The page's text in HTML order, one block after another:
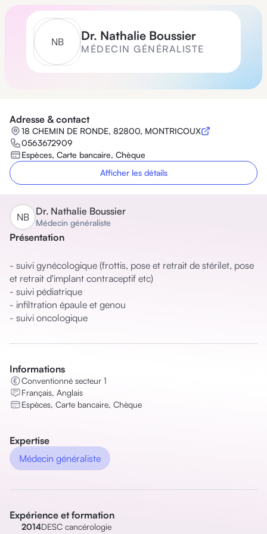
NB Dr. Nathalie Boussier
MÉDECIN GÉNÉRALISTE
Adresse & contact
18 CHEMIN DE RONDE, 82800, MONTRICOUX
0563672909
Espèces, Carte bancaire, Chèque
Afficher les détails
NB Dr. Nathalie Boussier
Médecin généraliste
Présentation
- suivi gynécologique (frottis, pose et retrait de stérilet, pose
et retrait d'implant contraceptif etc)
- suivi pédiatrique
- infiltration épaule et genou
- suivi oncologique
Informations
Conventionné secteur 1
Français, Anglais
Espèces, Carte bancaire, Chèque
Expertise
Médecin généraliste
Expérience et formation
2014DESC cancérologie